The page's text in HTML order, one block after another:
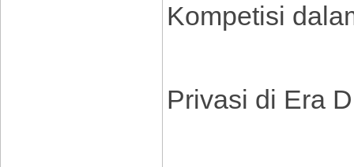
Kompetisi
Privasi di Era